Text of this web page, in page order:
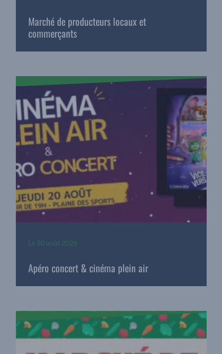
Marché de producteurs locaux et
commerçants
Le 20 août 2026
Apéro concert & cinéma plein air